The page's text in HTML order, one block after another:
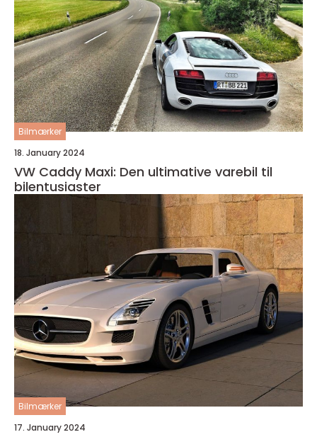
Bilmærker
18. January 2024
VW Caddy Maxi: Den ultimative varebil til
bilentusiaster
Bilmærker
17. January 2024